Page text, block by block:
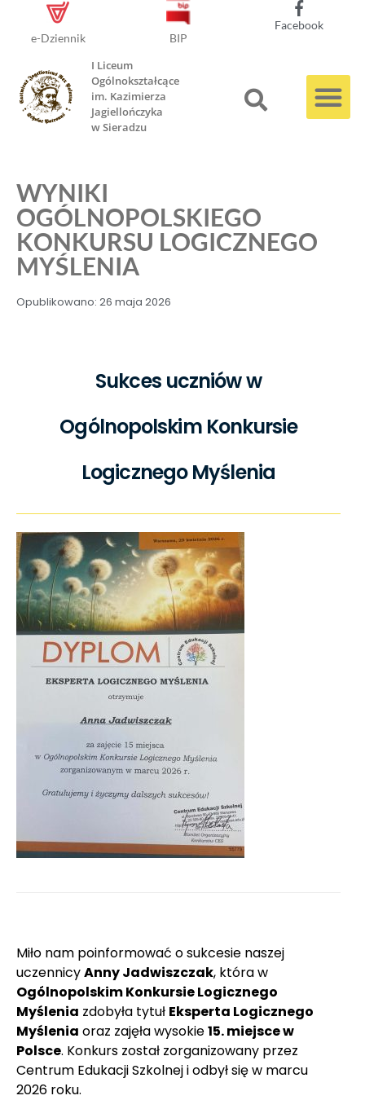
e-Dziennik BIP
Facebook
I Liceum
Ogólnokształcące
im. Kazimierza
Jagiellończyka
w Sieradzu
WYNIKI
OGÓLNOPOLSKIEGO
KONKURSU LOGICZNEGO
MYŚLENIA
Opublikowano: 26 maja 2026
Sukces uczniów w
Ogólnopolskim Konkursie
Logicznego Myślenia
Miło nam poinformować o sukcesie naszej
uczennicyAnny Jadwiszczak, która w
Ogólnopolskim Konkursie Logicznego
Myślenia zdobyła tytuł Eksperta Logicznego
Myślenia oraz zajęła wysokie15. miejsce w
Polsce. Konkurs został zorganizowany przez
Centrum Edukacji Szkolnej i odbył się w marcu
2026 roku.